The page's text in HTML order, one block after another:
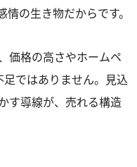
の生き物だからです。
価格の高さやホームペ
ではありません。見込
す導線が、売れる構造